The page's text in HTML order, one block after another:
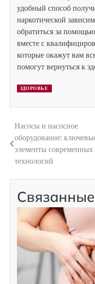
удобный способ
наркотической
обратиться за
вместе с
которые окажут вам
помогут вернуться к
ЗДОРОВЬЕ
Навигация
по
записям
Насосы и насосное
оборудование:
элементы современных
технологий